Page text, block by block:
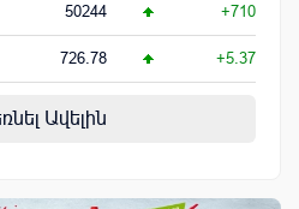
50244 +710
726.78 +5.37
Ավելին